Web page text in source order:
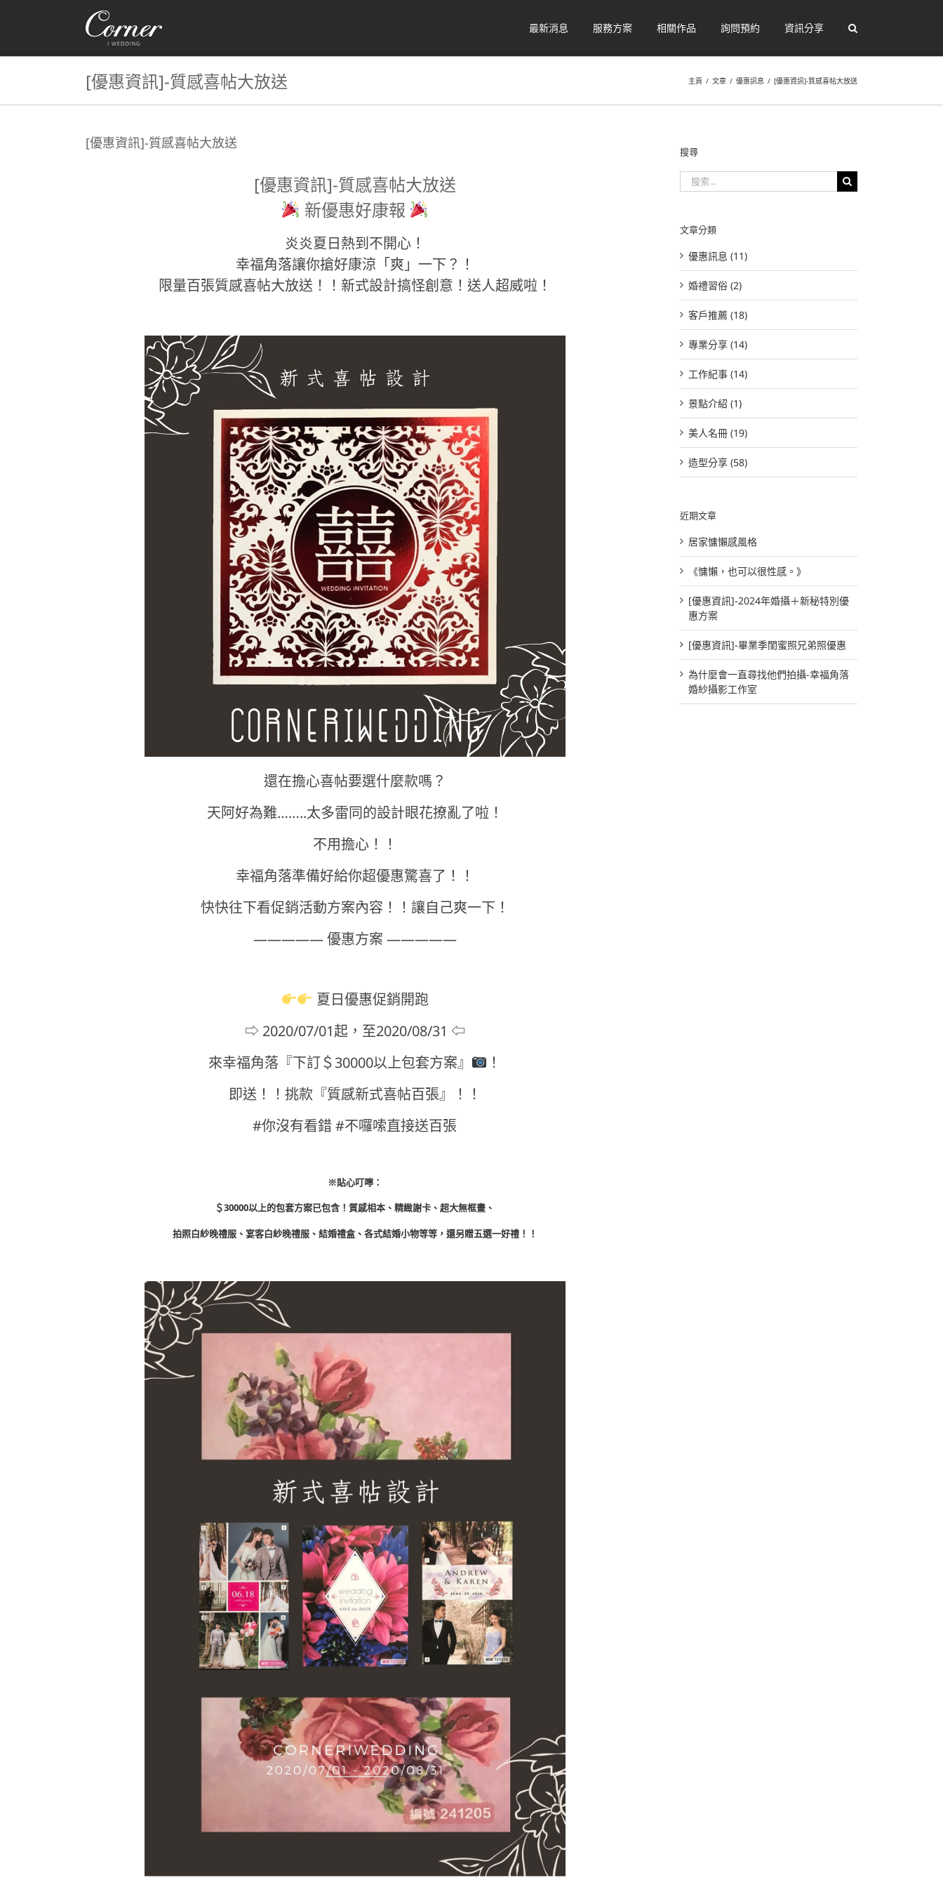
最新消息 服務方案 相關作品 詢問預約 資訊分享
[優惠資訊]-質感喜帖大放送 主頁 / 文章 / 優惠訊息 / [優惠資訊]-質感喜帖大放送
[優惠資訊]-質感喜帖大放送
[優惠資訊]-質感喜帖大放送
新優惠好康報
炎炎夏日熱到不開心！
幸福角落讓你搶好康涼「爽」一下？！
限量百張質感喜帖大放送！！新式設計搞怪創意！送人超威啦！
還在擔心喜帖要選什麼款嗎？
天阿好為難……..太多雷同的設計眼花撩亂了啦！
不用擔心！！
幸福角落準備好給你超優惠驚喜了！！
快快往下看促銷活動方案內容！！讓自己爽一下！
————— 優惠方案 —————
夏日優惠促銷開跑
⇨ 2020/07/01起，至2020/08/31 ⇦
來幸福角落『下訂＄30000以上包套方案』
！
即送！！挑款『質感新式喜帖百張』！！
#你沒有看錯 #不囉嗦直接送百張
※貼心叮嚀：
＄30000以上的包套方案已包含！質感相本、精緻謝卡、超大無框畫、
拍照白紗晚禮服、宴客白紗晚禮服、結婚禮盒、各式結婚小物等等，還另贈五選一好禮！！
搜尋
索
文章分類
優惠訊息 (11)
婚禮習俗 (2)
客戶推薦 (18)
專業分享 (14)
工作紀事 (14)
景點介紹 (1)
美人名冊 (19)
造型分享 (58)
近期文章
居家慵懶感風格
《慵懶，也可以很性感。》
[優惠資訊]-2024年婚攝＋新秘特別優
惠方案
[優惠資訊]-畢業季閨蜜照兄弟照優惠
為什麼會一直尋找他們拍攝-幸福角落
婚紗攝影工作室